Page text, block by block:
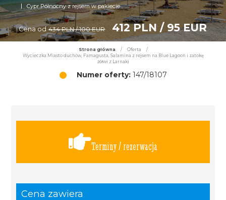
Cypr Północny z rejsem w pakiecie
Cena od 434 PLN / 100 EUR 412 PLN / 95 EUR
Strona główna / Oferta
/
Wycieczka Miasto duchów, Famagusta, Salamina z rejsem na Blue Lagoon i zatokę
żółwi z Larnaki
Numer oferty:147/18107
Terminy / rezerwacja
Cena zawiera